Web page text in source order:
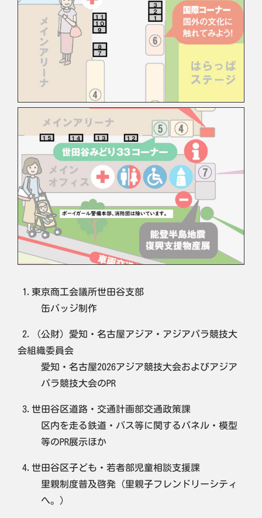
1.東京商工会議所世田谷支部
缶バッジ制作
2.（公財）愛知・名古屋アジア・アジアパラ競技大
会組織委員会
愛知・名古屋2026アジア競技大会およびアジア
パラ競技大会のPR
3.世田谷区道路・交通計画部交通政策課
区内を走る鉄道・バス等に関するパネル・模型
等のPR展示ほか
4.世田谷区子ども・若者部児童相談支援課
里親制度普及啓発（里親子フレンドリーシティ
へ。）